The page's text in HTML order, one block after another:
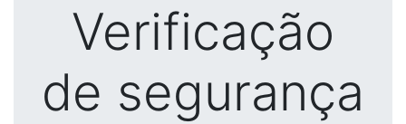
Verificação
de segurança